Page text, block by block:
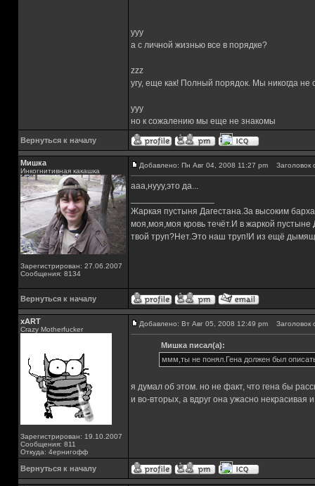
yyy
а с личной жизнью все в порядке?
zzz
угу, еще как! Полный порядок. Мы никогда
yyy
но к сожалению мы еще не знакомы
Вернуться к началу
Мишка
Инкогнитивная какашка
Зарегистрирован: 27.06.2007
Сообщения: 8134
Добавлено: Пн Авг 04, 2008 11:27 pm Заголовок
ааа,нууу,это да...
Жаркая пустыня Дагестана.За высоким
моя,моя,моя кровь течёт.И в жаркой
твой труп?Нет.Это наш труп!И из ещё
Вернуться к началу
xART
Crazy Motherfucker
Зарегистрирован: 19.10.2007
Сообщения: 811
Откуда: 4ернигофф
Добавлено: Вт Авг 05, 2008 12:49 pm Заголовок
Мишка писал(а):
ммм,ты не понял.Гена должен был
я думал об этом. но не факт, что гена бы
и во-вторых, а вдруг она ужасно некрасивая
Вернуться к началу